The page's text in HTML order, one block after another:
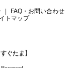
FAQ・お問い合わせ
トマップ
ぐたま】